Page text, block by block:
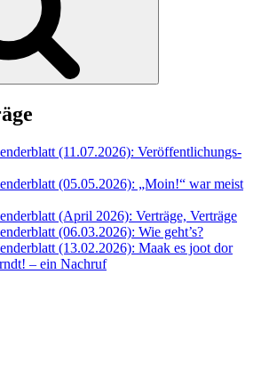
(11.07.2026): Veröffentlichungs-
(05.05.2026): „Moin!“ war meist
(April 2026): Verträge, Verträge
(06.03.2026): Wie geht’s?
(13.02.2026): Maak es joot dor
– ein Nachruf